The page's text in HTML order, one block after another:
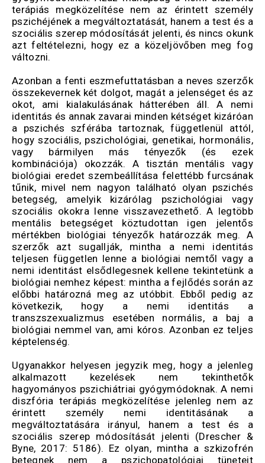
terápiás megközelítése nem az érintett személy
pszichéjének a megváltoztatását, hanem a test és a
szociális szerep módosítását jelenti, és nincs okunk
azt feltételezni, hogy ez a közeljövőben meg fog
változni.
Azonban a fenti eszmefuttatásban a neves szerzők
összekevernek két dolgot, magát a jelenséget és az
okot, ami kialakulásának hátterében áll. A nemi
identitás és annak zavarai minden kétséget kizáróan
a pszichés szférába tartoznak, függetlenül attól,
hogy szociális, pszichológiai, genetikai, hormonális,
vagy bármilyen más tényezők (és ezek
kombinációja) okozzák. A tisztán mentális vagy
biológiai eredet szembeállítása felettébb furcsának
tűnik, mivel nem nagyon található olyan pszichés
betegség, amelyik kizárólag pszichológiai vagy
szociális okokra lenne visszavezethető. A legtöbb
mentális betegséget köztudottan igen jelentős
mértékben biológiai tényezők határozzák meg. A
szerzők azt sugallják, mintha a nemi identitás
teljesen független lenne a biológiai nemtől vagy a
nemi identitást elsődlegesnek kellene tekintetünk a
biológiai nemhez képest: mintha a fejlődés során az
előbbi határozná meg az utóbbit. Ebből pedig az
következik, hogy a nemi identitás a
transzszexualizmus esetében normális, a baj a
biológiai nemmel van, ami kóros. Azonban ez teljes
képtelenség.
Ugyanakkor helyesen jegyzik meg, hogy a jelenleg
alkalmazott kezelések nem tekinthetők
hagyományos pszichiátriai gyógymódoknak. A nemi
diszfória terápiás megközelítése jelenleg nem az
érintett személy nemi identitásának a
megváltoztatására irányul, hanem a test és a
szociális szerep módosítását jelenti (Drescher &
Byne, 2017: 5186). Ez olyan, mintha a szkizofrén
betegnek nem a pszichopatológiai tüneteit